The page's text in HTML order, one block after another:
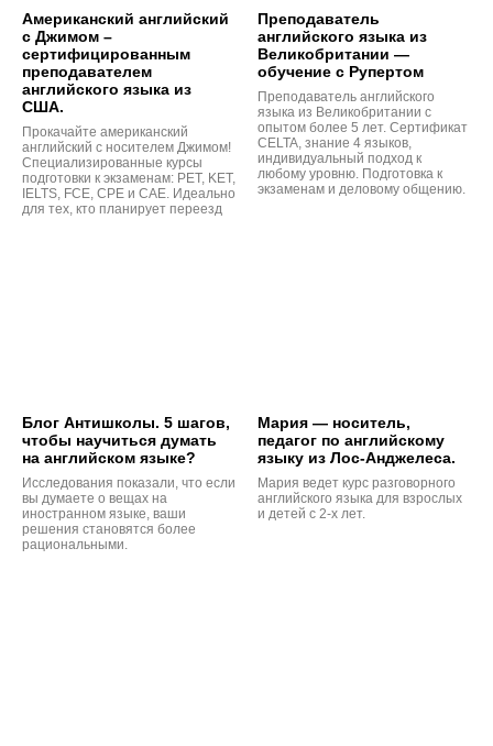
Американский английский
с Джимом –
сертифицированным
преподавателем
английского языка из
США.
Прокачайте американский
английский с носителем Джимом!
Специализированные курсы
подготовки к экзаменам: PET, KET,
IELTS, FCE, CPE и CAE. Идеально
для тех, кто планирует переезд
Преподаватель
английского языка из
Великобритании —
обучение с Рупертом
Преподаватель английского
языка из Великобритании с
опытом более 5 лет. Сертификат
CELTA, знание 4 языков,
индивидуальный подход к
любому уровню. Подготовка к
экзаменам и деловому общению.
Блог Антишколы. 5 шагов,
чтобы научиться думать
на английском языке?
Исследования показали, что если
вы думаете о вещах на
иностранном языке, ваши
решения становятся более
рациональными.
Мария — носитель,
педагог по английскому
языку из Лос-Анджелеса.
Мария ведет курс разговорного
английского языка для взрослых
и детей с 2-х лет.